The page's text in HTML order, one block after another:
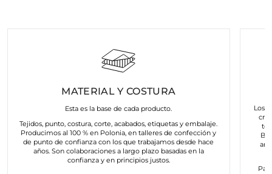
MATERIAL Y COSTURA
Esta es la base de cada producto.
Tejidos, punto, costura, corte, acabados, etiquetas y embalaje.
Producimos al 100 % en Polonia, en talleres de confección y
de punto de confianza con los que trabajamos desde hace
años. Son colaboraciones a largo plazo basadas en la
confianza y en principios justos.
Los